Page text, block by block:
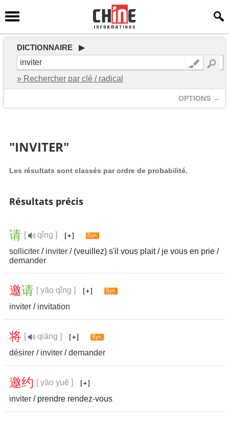
DICTIONNAIRE ▶
» Rechercher par clé / radical
OPTIONS →
"INVITER"
Les résultats sont classés par ordre de probabilité.
Résultats précis
请 [
qǐng ]
solliciter / inviter / (veuillez) s'il vous plait / je vous en prie /
demander
邀请 [ yāo qǐng ]
inviter / invitation
将 [
qiāng ]
désirer / inviter /demander
邀约 [ yāo yuē ]
inviter / prendre rendez-vous